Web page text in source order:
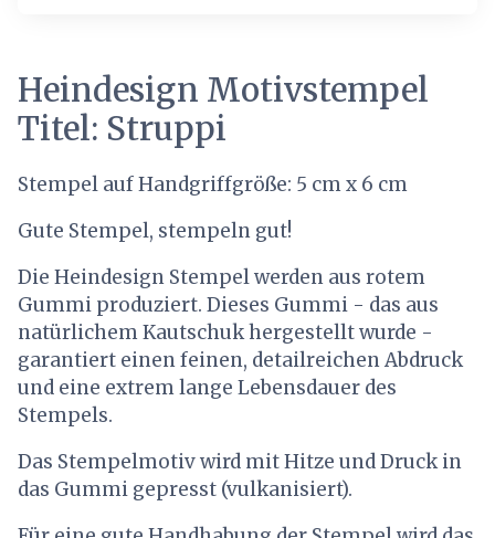
Heindesign Motivstempel
Titel: Struppi
Stempel auf Handgriffgröße: 5 cm x 6 cm
Gute Stempel, stempeln gut!
Die Heindesign Stempel werden aus rotem
Gummi produziert. Dieses Gummi - das aus
natürlichem Kautschuk hergestellt wurde -
garantiert einen feinen, detailreichen Abdruck
und eine extrem lange Lebensdauer des
Stempels.
Das Stempelmotiv wird mit Hitze und Druck in
das Gummi gepresst (vulkanisiert).